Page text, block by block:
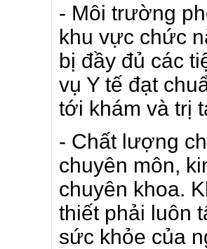
- Môi trường
khu vực chức
bị đầy đủ các
vụ Y tế đạt
tới khám và trị
- Chất lượng
chuyên môn,
chuyên khoa.
thiết phải luôn
sức khỏe của